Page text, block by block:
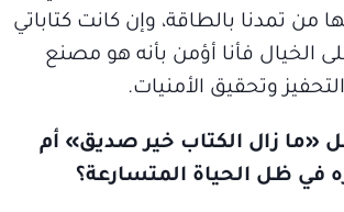
من تمدنا بالطاقة، وإن كانت كتاباتي
الخيال فأنا أؤمن بأنه هو مصنع
وتحقيق الأمنيات.
«ما زال الكتاب خير صديق» أم
في ظل الحياة المتسارعة؟